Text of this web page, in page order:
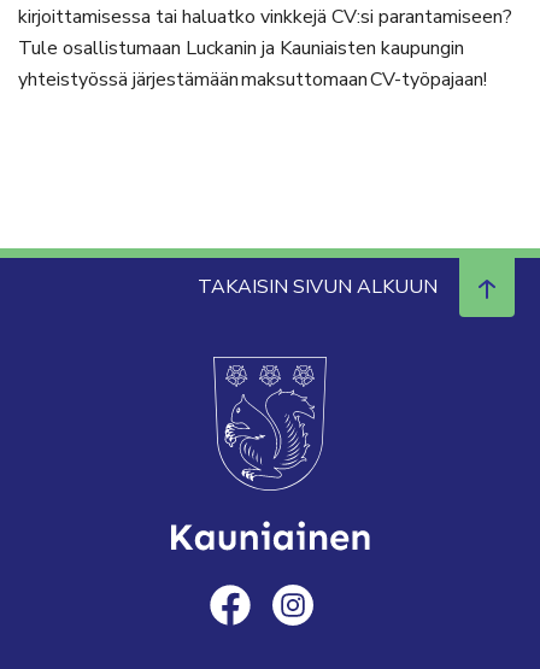
kirjoittamisessa tai haluatko vinkkejä CV:si parantamiseen?
Tule osallistumaan Luckanin ja Kauniaisten kaupungin
yhteistyössä järjestämään maksuttomaan CV-työpajaan!
TAKAISIN SIVUN ALKUUN